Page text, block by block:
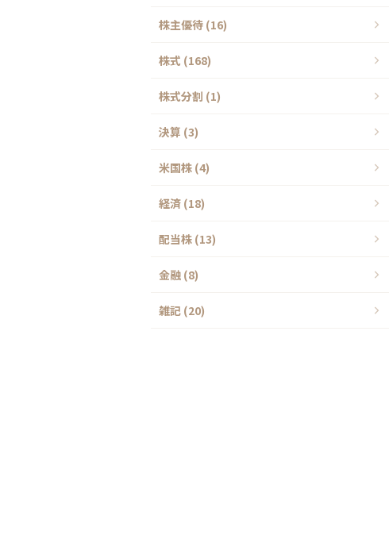
株主優待 (16)
株式 (168)
株式分割 (1)
決算 (3)
米国株 (4)
経済 (18)
配当株 (13)
金融 (8)
雑記 (20)